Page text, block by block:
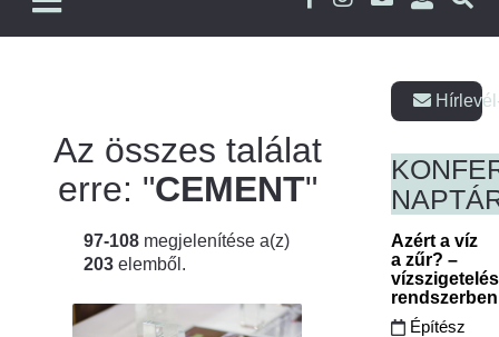
Az összes találat
erre: "CEMENT"
97-108 megjelenítése a(z)
203 elemből.
Azért a víz
a zűr? –
Építész